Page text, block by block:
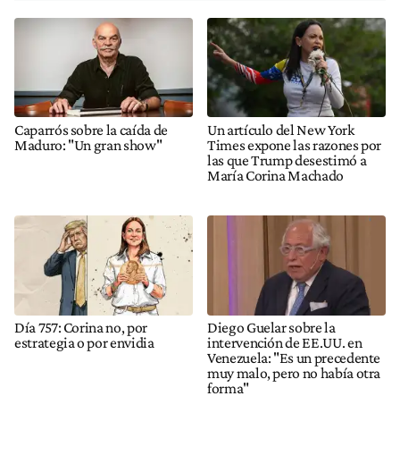
Caparrós sobre la caída de
Maduro: "Un gran show"
Un artículo del New York
Times expone las razones por
las que Trump desestimó a
María Corina Machado
Día 757: Corina no, por
estrategia o por envidia
Diego Guelar sobre la
intervención de EE.UU. en
Venezuela: "Es un precedente
muy malo, pero no había otra
forma"